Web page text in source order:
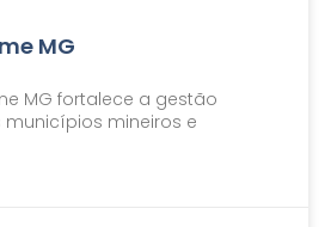
MG
MG fortalece a gestão
mineiros e